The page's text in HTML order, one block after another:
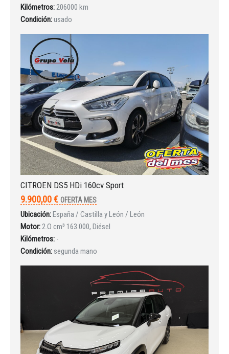
¿Ha olvidado la contraseña?
Kilómetros:206000 km
Condición:usado
CITROEN DS5 HDi 160cv Sport
9.900,00 € OFERTA MES
Ubicación:España / Castilla y León / León
Motor:2.O cm³ 163.000, Diésel
Kilómetros: -
Condición: segunda mano